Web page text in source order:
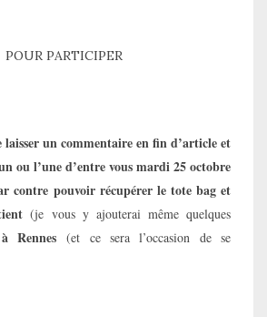
POUR PARTICIPER
un commentaire en fin d’article et
ou l’une d’entre vous mardi 25 octobre
contre pouvoir récupérer le tote bag et
(je vous y ajouterai même quelques
à Rennes(et ce sera l’occasion de se